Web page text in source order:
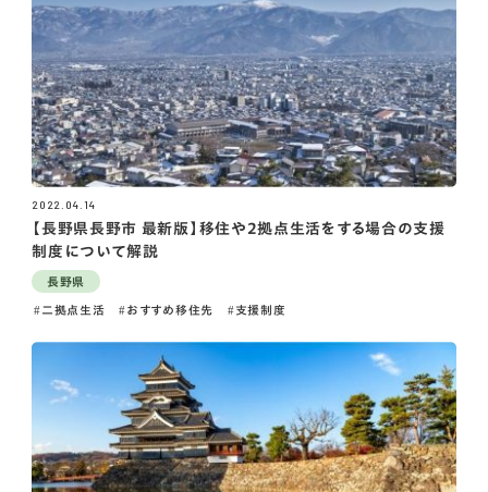
2022.04.14
【長野県長野市 最新版】移住や2拠点生活をする場合の支援
制度について解説
長野県
二拠点生活 おすすめ移住先 支援制度